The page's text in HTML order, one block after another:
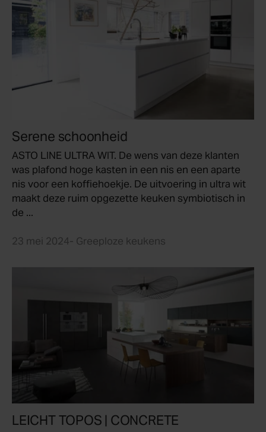
Serene schoonheid
ASTO LINE ULTRA WIT. De wens van deze klanten
was plafond hoge kasten in een nis en een aparte
nis voor een koffiehoekje. De uitvoering in ultra wit
maakt deze ruim opgezette keuken symbiotisch in
de ...
23 mei 2024- Greeploze keukens
LEICHT TOPOS | CONCRETE